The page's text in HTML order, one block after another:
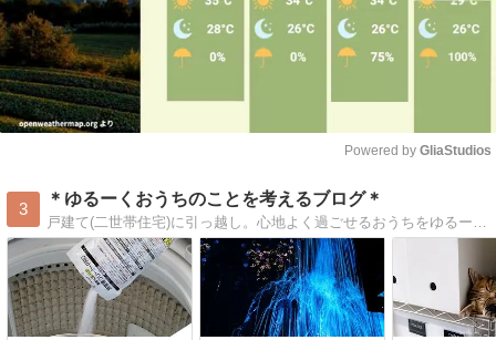
Powered by GliaStudios
3
＊ゆるーくおうちのことを考えるブログ＊
戸建て(二世帯住宅)に引っ越し。心地よく過ごせるおうちをゆるーく創りあげていく予定。収納、インテリア、日々のことなど。